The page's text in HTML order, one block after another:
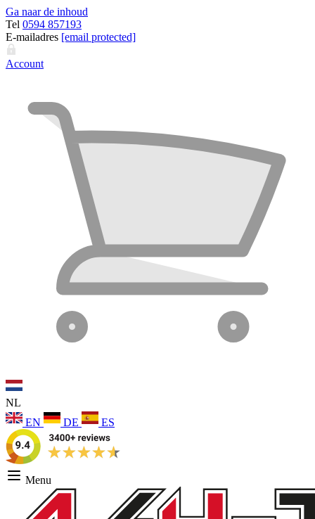
Ga naar de inhoud
Tel 0594 857193
E-mailadres [email protected]
Account
NL
EN
DE ES
Menu